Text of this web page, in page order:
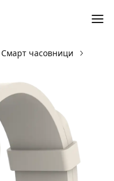
Смарт часовници